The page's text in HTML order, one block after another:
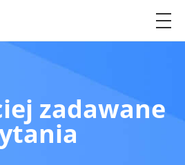
zadawane